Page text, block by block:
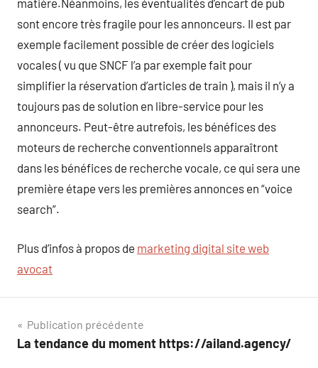
matière.Néanmoins, les éventualités d’encart de pub
sont encore très fragile pour les annonceurs. Il est par
exemple facilement possible de créer des logiciels
vocales ( vu que SNCF l’a par exemple fait pour
simplifier la réservation d’articles de train ), mais il n’y a
toujours pas de solution en libre-service pour les
annonceurs. Peut-être autrefois, les bénéfices des
moteurs de recherche conventionnels apparaîtront
dans les bénéfices de recherche vocale, ce qui sera une
première étape vers les premières annonces en “voice
search”.
Plus d’infos à propos de marketing digital site web
avocat
Navigation
de
Publication précédente
La tendance du moment https://ailand.agency/